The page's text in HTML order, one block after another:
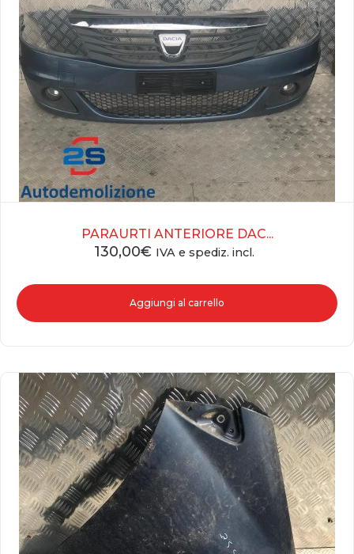
PARAURTI ANTERIORE DAC...
130,00€ IVA e spediz. incl.
Aggiungi al carrello